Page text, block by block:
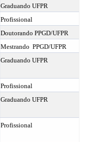
Graduando UFPR
Profissional
Doutorando PPGD/UFPR
Mestrando PPGD/UFPR
Graduando UFPR
Profissional
Graduando UFPR
Profissional